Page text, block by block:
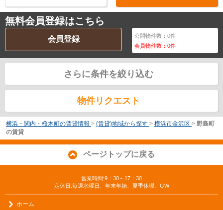
無料会員登録はこちら
会員登録 公開物件数：0件
会員物件数：0件
さらに条件を絞り込む
物件リクエスト
横浜・関内・桜木町の賃貸情報 > (賃貸)地域から探す > 横浜市金沢区 > 野島町
の賃貸
ページトップに戻る
営業時間:9：30～17：30
定休日:毎週水曜日、年末年始、夏季休暇、GW
ホーム